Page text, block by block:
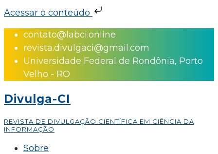
Acessar o conteúdo
Skip
content
contato@labci.online
revista.divulgaci@gmail.com
Universidade Federal de Rondônia, Porto
Velho - RO
Divulga-CI
REVISTA DE DIVULGAÇÃO CIENTÍFICA EM CIÊNCIA DA
INFORMAÇÃO
Sobre